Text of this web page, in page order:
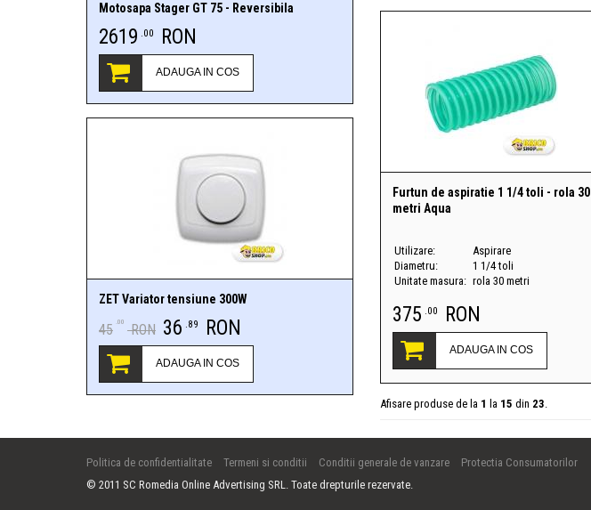
Motosapa Stager GT 75 - Reversibila
2619 .00 RON
ADAUGA IN COS
ZET Variator tensiune 300W
45 .00 RON 36 .89 RON
ADAUGA IN COS
Furtun de aspiratie 1 1/4 toli - rola 30
metri Aqua
Utilizare:
Aspirare
Diametru:
1 1/4 toli
Unitate masura: rola 30 metri
375 .00 RON
ADAUGA IN COS
Afisare produse de la 1 la 15 din 23.
Politica de confidentialitate Termeni si conditii Conditii generale de vanzare
Protectia Consumatorilor
© 2011 SC Romedia Online Advertising SRL. Toate drepturile rezervate.